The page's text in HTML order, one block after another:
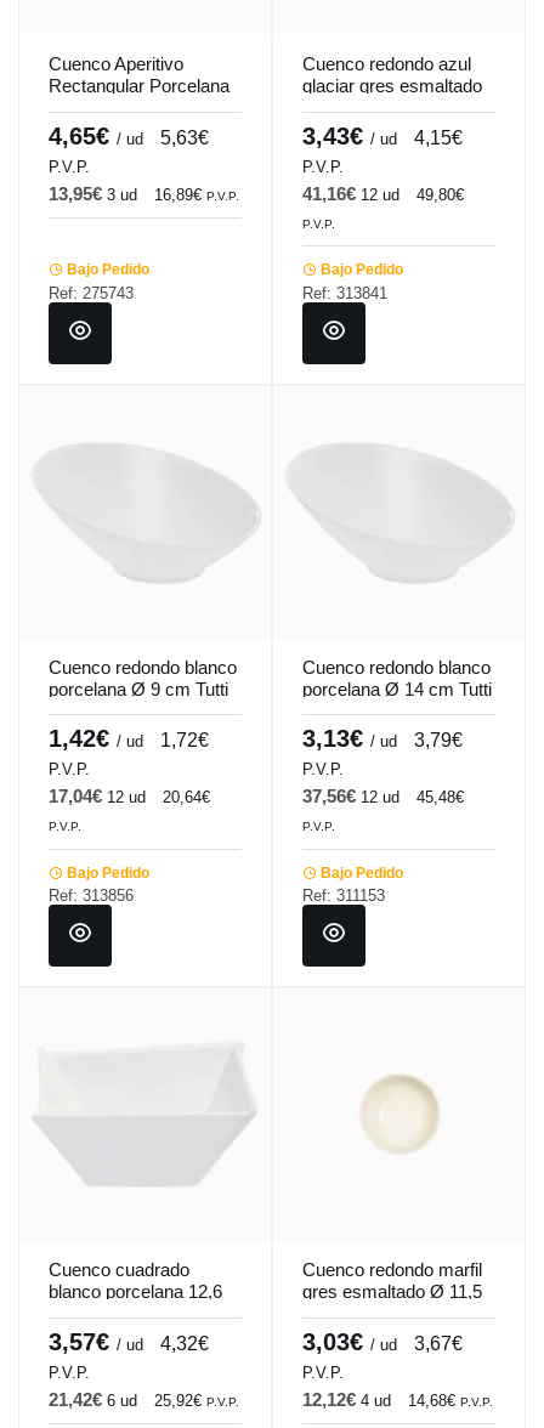
Cuenco Aperitivo
Rectangular Porcelana
Turquesa 14 Cm
Seasons Porland
4,65€ / ud 5,63€
P.V.P.
13,95€ 3 ud 16,89€ P.V.P.
Bajo Pedido
Ref: 275743
Cuenco redondo azul
glaciar gres esmaltado
Ø 10 cm Snow
Pro.mundi
3,43€ / ud 4,15€
P.V.P.
41,16€ 12 ud 49,80€
P.V.P.
Bajo Pedido
Ref: 313841
Cuenco redondo blanco
porcelana Ø 9 cm Tutti
Pro.mundi
1,42€ / ud 1,72€
P.V.P.
17,04€ 12 ud 20,64€
P.V.P.
Bajo Pedido
Ref: 313856
Cuenco redondo blanco
porcelana Ø 14 cm Tutti
Pro.mundi
3,13€ / ud 3,79€
P.V.P.
37,56€ 12 ud 45,48€
P.V.P.
Bajo Pedido
Ref: 311153
Cuenco cuadrado
blanco porcelana 12,6
cm Twins Pro.mundi
3,57€ / ud 4,32€
P.V.P.
21,42€ 6 ud 25,92€ P.V.P.
Cuenco redondo marfil
gres esmaltado Ø 11,5
cm Pacific Pro.mundi
3,03€ / ud 3,67€
P.V.P.
12,12€ 4 ud 14,68€ P.V.P.